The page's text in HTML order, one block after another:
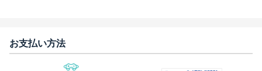
お支払い方法